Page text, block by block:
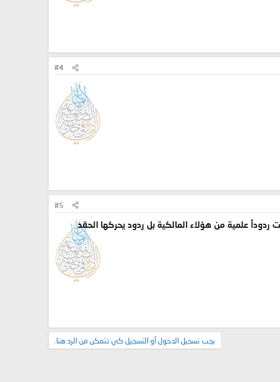
#4
#5
علمية من هؤلاء المالكية بل ردود يحركها الحقد
يجب تسجيل الدخول أو التسجيل كي تتمكن من الرد هنا.